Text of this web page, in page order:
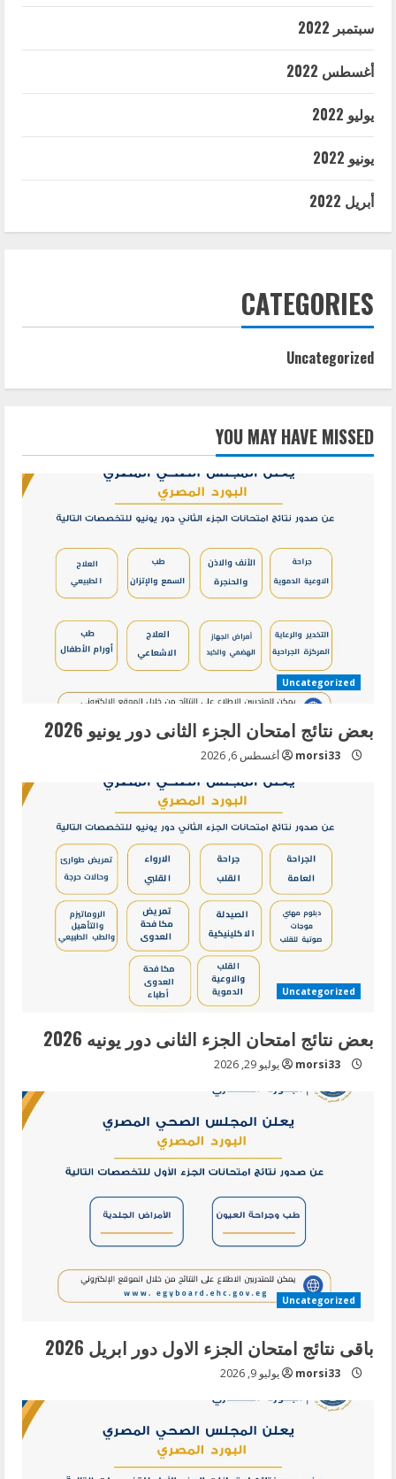
سبتمبر 2022
أغسطس 2022
يوليو 2022
يونيو 2022
أبريل 2022
CATEGORIES
Uncategorized
YOU MAY HAVE MISSED
Uncategorized
بعض نتائج امتحان الجزء الثانى دور يونيو 2026
morsi33 أغسطس 6, 2026
Uncategorized
بعض نتائج امتحان الجزء الثانى دور يونيه 2026
morsi33 يوليو 29, 2026
Uncategorized
باقى نتائج امتحان الجزء الاول دور ابريل 2026
morsi33 يوليو 9, 2026